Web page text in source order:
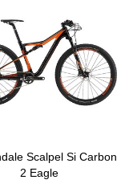
Scalpel Si Carbon
2 Eagle